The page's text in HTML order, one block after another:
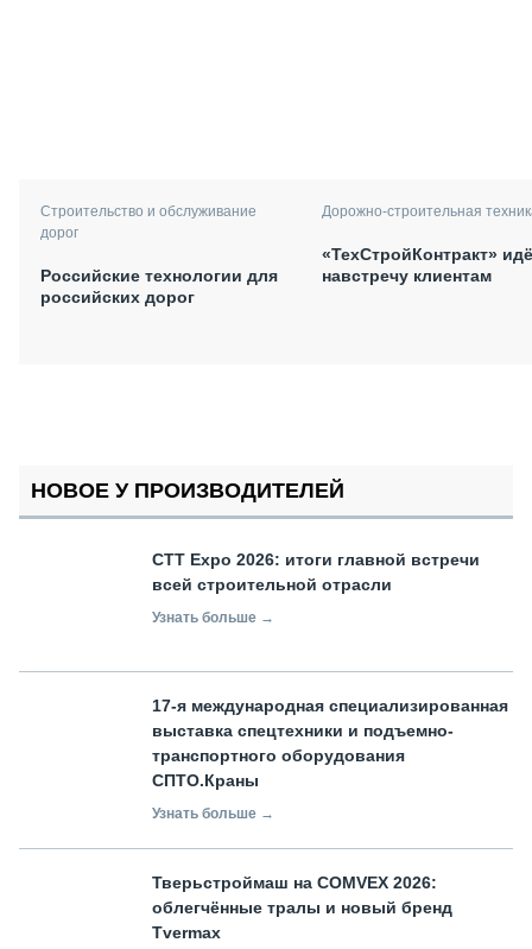
Строительство и обслуживание
дорог
Российские технологии для
российских дорог
Дорожно-строительная
«ТехСтройКонтракт»
навстречу клиентам
НОВОЕ У ПРОИЗВОДИТЕЛЕЙ
СТТ Expo 2026: итоги главной встречи
всей строительной отрасли
Узнать больше →
17-я международная специализированная
выставка спецтехники и подъемно-
транспортного оборудования
СПТО.Краны
Узнать больше →
Тверьстроймаш на COMVEX 2026:
облегчённые тралы и новый бренд
Tvermax